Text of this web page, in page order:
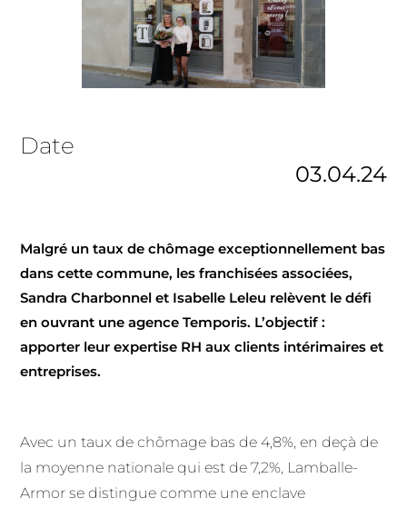
Date
03.04.24
Malgré un taux de chômage exceptionnellement bas
dans cette commune, les franchisées associées,
Sandra Charbonnel et Isabelle Leleu relèvent le défi
en ouvrant une agence Temporis. L’objectif :
apporter leur expertise RH aux clients intérimaires et
entreprises.
Avec un taux de chômage bas de 4,8%, en deçà de
la moyenne nationale qui est de 7,2%, Lamballe-
Armor se distingue comme une enclave